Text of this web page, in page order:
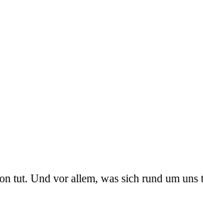
tut. Und vor allem, was sich rund um